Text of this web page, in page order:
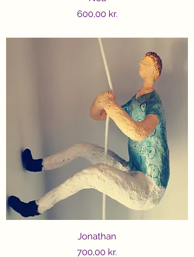
Price
600,00 kr.
Jonathan
Price
700,00 kr.